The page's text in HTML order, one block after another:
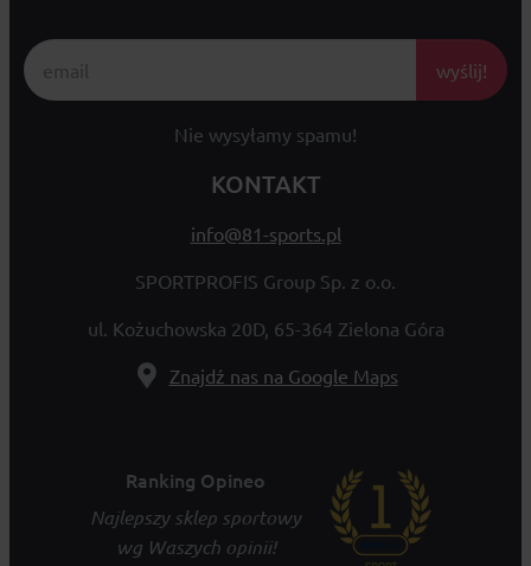
wyślij!
Nie wysyłamy spamu!
KONTAKT
info@81-sports.pl
SPORTPROFIS Group Sp. z o.o.
ul. Kożuchowska 20D, 65-364 Zielona Góra
Znajdź nas na Google Maps
Ranking Opineo
Najlepszy sklep sportowy
wg Waszych opinii!